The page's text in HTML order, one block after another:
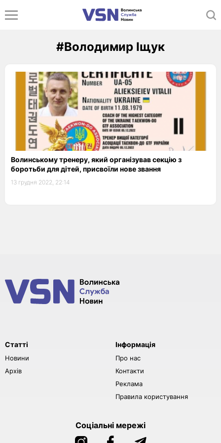
#Володимир Іщук
Волинському тренеру, який організував секцію з
боротьби для дітей, присвоїли нове звання
13 грудня 2022, 22:14
Статті
Новини
Архів
Інформація
Про нас
Контакти
Реклама
Правила користування
Соціальні мережі